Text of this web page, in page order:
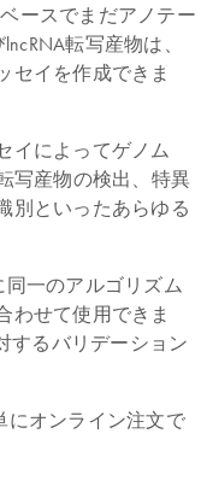
ースでまだアノテー
転写産物は、
セイを作成できま
イによってゲノム
写産物の検出、特異
別といったあらゆる
同一のアルゴリズム
わせて使用できま
するバリデーション
にオンライン注文で